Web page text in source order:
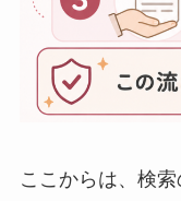
ここからは、検